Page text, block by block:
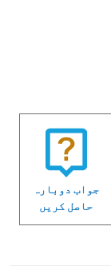
جواب دوبارہ
حاصل کریں